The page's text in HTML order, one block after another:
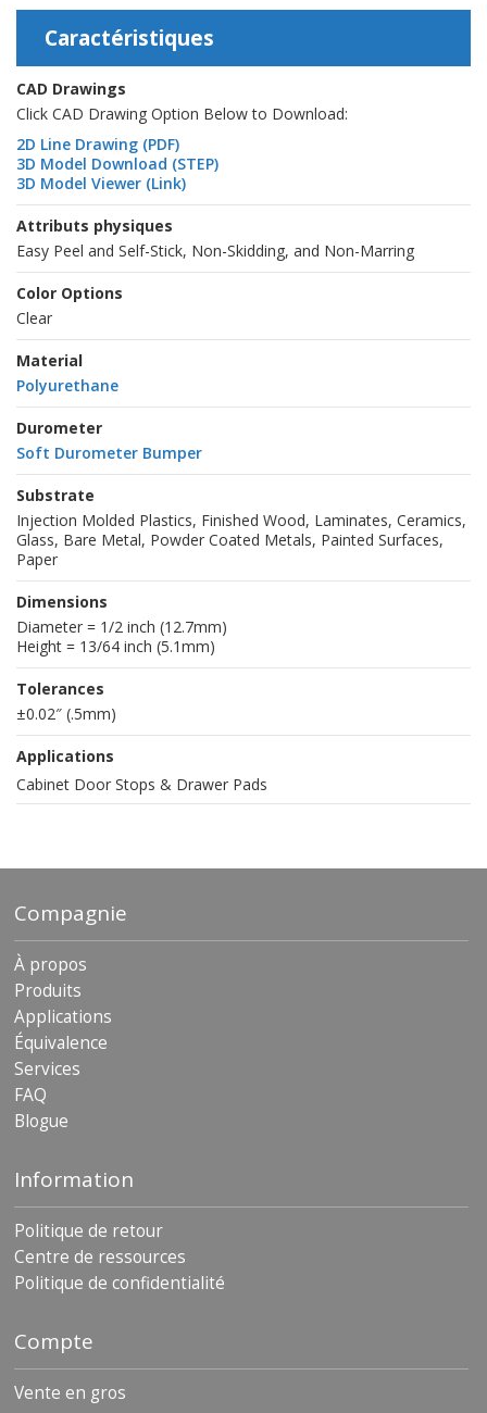
Caractéristiques
CAD Drawings
Click CAD Drawing Option Below to Download:
2D Line Drawing (PDF)
3D Model Download (STEP)
3D Model Viewer (Link)
Attributs physiques
Easy Peel and Self-Stick, Non-Skidding, and Non-Marring
Color Options
Clear
Material
Polyurethane
Durometer
Soft Durometer Bumper
Substrate
Injection Molded Plastics, Finished Wood, Laminates, Ceramics,
Glass, Bare Metal, Powder Coated Metals, Painted Surfaces,
Paper
Dimensions
Diameter = 1/2 inch (12.7mm)
Height = 13/64 inch (5.1mm)
Tolerances
±0.02″ (.5mm)
Applications
Cabinet Door Stops & Drawer Pads
Compagnie
À propos
Produits
Applications
Équivalence
Services
FAQ
Blogue
Information
Politique de retour
Centre de ressources
Politique de confidentialité
Compte
Vente en gros